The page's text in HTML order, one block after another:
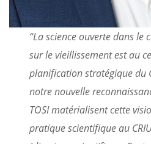
“La science ouverte dans le
sur le vieillissement est au
planification stratégique du
notre nouvelle
TOSI matérialisent cette
pratique scientifique au